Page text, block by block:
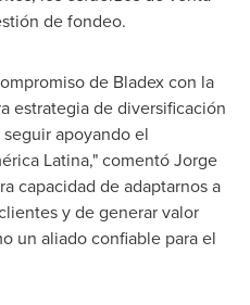
de fondeo.
de Bladex con la
estrategia de diversificación
apoyando el
Latina," comentóJorge
capacidad de adaptarnos a
y de generar valor
un aliado confiable para el